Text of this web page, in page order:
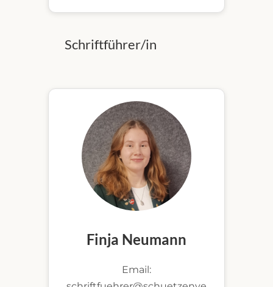
Schriftführer/in
Finja Neumann
Email: